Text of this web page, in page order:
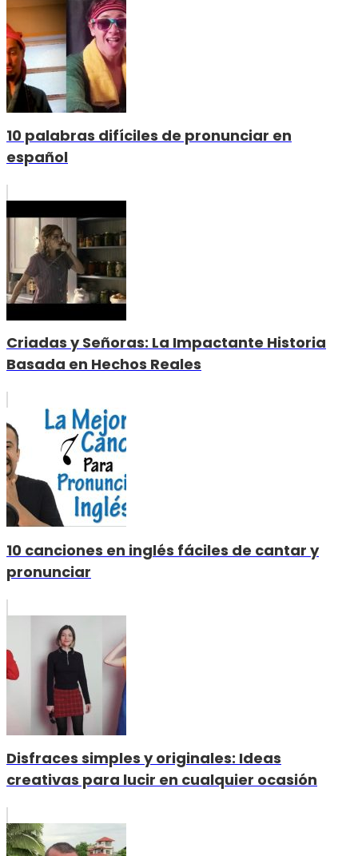
10 palabras difíciles de pronunciar en
español
Criadas y Señoras: La Impactante Historia
Basada en Hechos Reales
10 canciones en inglés fáciles de cantar y
pronunciar
Disfraces simples y originales: Ideas
creativas para lucir en cualquier ocasión